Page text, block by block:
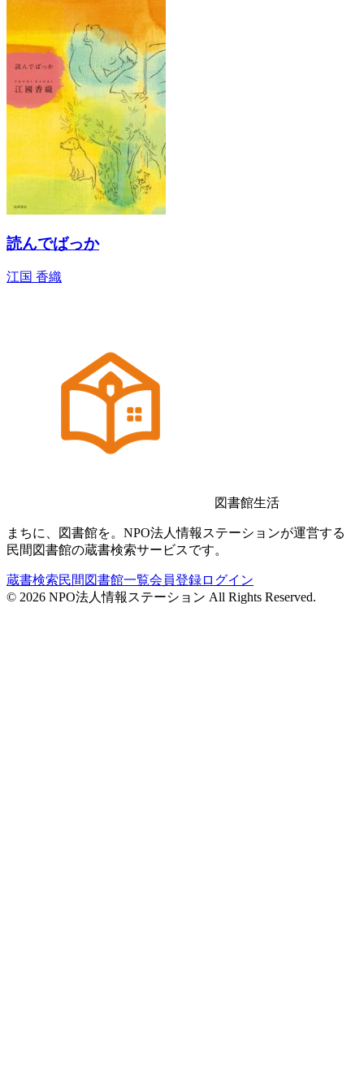
読んでばっか
江国 香織
図書館生活
まちに、図書館を。NPO法人情報ステーションが運営する
民間図書館の蔵書検索サービスです。
蔵書検索民間図書館一覧会員登録ログイン
© 2026 NPO法人情報ステーション All Rights Reserved.